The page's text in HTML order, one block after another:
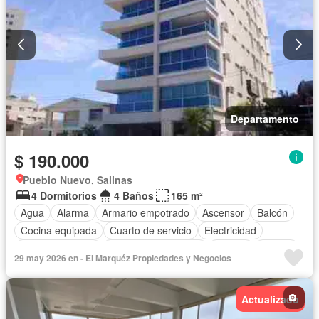
Departamento
$ 190.000
Pueblo Nuevo, Salinas
4 Dormitorios
4 Baños
165 m²
Agua
Alarma Armario empotrado Ascensor
Balcón
Cocina equipada
Cuarto de servicio
Electricidad
Piscina
Conserje
Seguridad Terraza
Vista panorámica
Parcialmente amoblado
29 may 2026 en - El Marquéz Propiedades y Negocios
Actualizado